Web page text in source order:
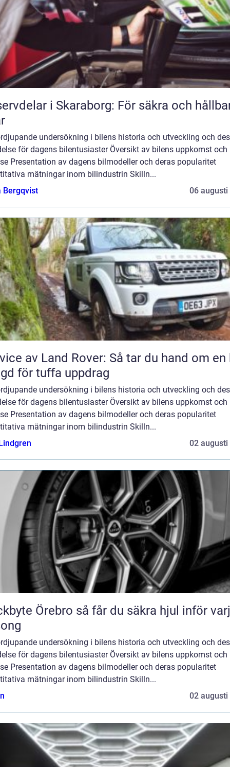
i Skaraborg: För säkra och
undersökning i bilens historia och utveckling och
för dagens bilentusiaster Översikt av bilens uppkomst och
Presentation av dagens bilmodeller och deras popularitet
mätningar inom bilindustrin Skilln...
Bergqvist
06 augusti
av Land Rover: Så tar du hand om en
för tuffa uppdrag
undersökning i bilens historia och utveckling och
för dagens bilentusiaster Översikt av bilens uppkomst och
Presentation av dagens bilmodeller och deras popularitet
mätningar inom bilindustrin Skilln...
02 augusti
så får du säkra hjul inför varje
undersökning i bilens historia och utveckling och
för dagens bilentusiaster Översikt av bilens uppkomst och
Presentation av dagens bilmodeller och deras popularitet
mätningar inom bilindustrin Skilln...
02 augusti